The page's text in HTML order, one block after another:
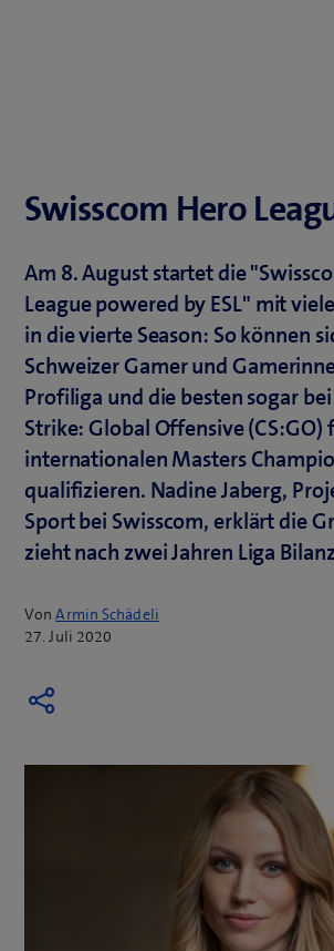
Swisscom Hero
Am 8. August startet die
League powered by ESL" mit
in die vierte Season: So können
Schweizer Gamer und
Profiliga und die besten sogar
Strike: Global Offensive (CS:GO)
internationalen Masters
qualifizieren. Nadine Jaberg,
Sport bei Swisscom, erklärt die
zieht nach zwei Jahren Liga
VonArmin Schädeli
27. Juli 2020